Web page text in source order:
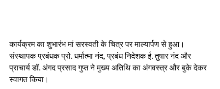
कार्यक्रम का शुभारंभ मां सरस्वती के चित्र पर माल्यार्पण से हुआ।
संस्थापक प्रबंधक प्रो. धर्मात्मा नंद, प्रबंध निदेशक ई. तुषार नंद और
प्राचार्य डॉ. अंगद प्रसाद गुप्त ने मुख्य अतिथि का अंगवस्त्र और बुके देकर
स्वागत किया।